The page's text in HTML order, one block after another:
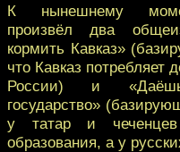
К нынешнему
произвёл два
кормить Кавказ»
что Кавказ потребляет
России) и «Даёшь
государство»
у татар и
образования, а у